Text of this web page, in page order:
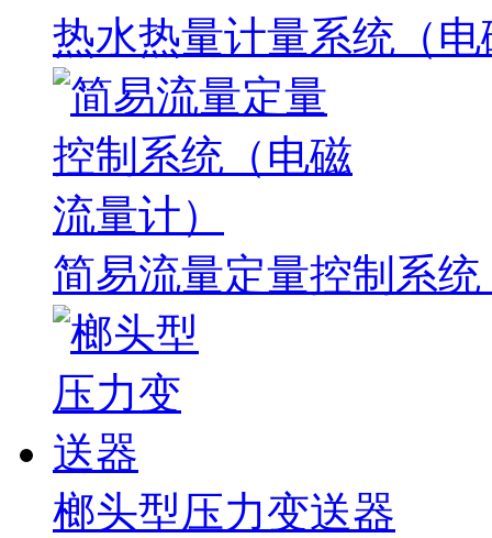
热水热量计量系统（
简易流量定量控制系
榔头型压力变送器